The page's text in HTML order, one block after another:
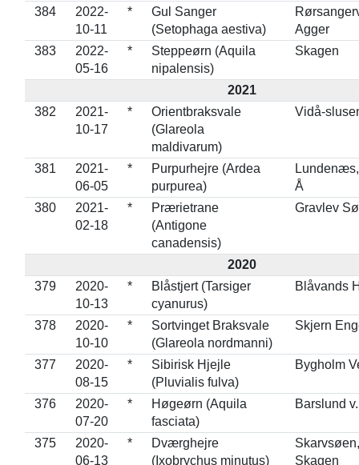
384
2022-
10-11
*
Gul Sanger
(Setophaga aestiva)
Agger
383
2022-
05-16
*
Steppeørn (Aquila
nipalensis)
Skagen
2021
382
2021-
10-17
*
Orientbraksvale
(Glareola
maldivarum)
Vidå-
381
2021-
06-05
*
Purpurhejre (Ardea
purpurea)
Å
380
2021-
02-18
*
Prærietrane
(Antigone
canadensis)
Gravlev
2020
379
2020-
10-13
*
Blåstjert (Tarsiger
cyanurus)
Blåvands
378
2020-
10-10
*
Sortvinget Braksvale
(Glareola nordmanni)
Skjern
377
2020-
08-15
*
Sibirisk Hjejle
(Pluvialis fulva)
Bygholm
376
2020-
07-20
*
Høgeørn (Aquila
fasciata)
Barslund
375
2020-
06-13
*
Dværghejre
(Ixobrychus minutus)
Skarvsøen,
Skagen